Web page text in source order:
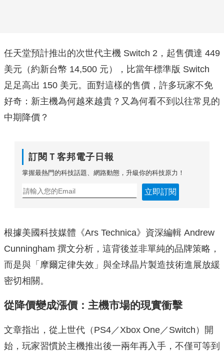
任天堂預計推出的次世代主機 Switch 2，起售價達 449
美元（約新台幣 14,500 元），比當年標準版 Switch
足足高出 150 美元。面對這樣的售價，許多玩家不免
好奇：新主機為何越來越貴？又為何看不到以往常見的
中期降價？
訂閱Ｔ客邦電子日報
掌握最熱門的科技話題、網路動態，升級你的科技原力！
立即訂閱
根據美國科技媒體《Ars Technica》資深編輯 Andrew
Cunningham 撰文分析，這背後並非單純的品牌策略，
而是與「摩爾定律失效」與全球晶片製造技術進展放緩
密切相關。
從降價變成漲價：主機市場的現實衝擊
文章指出，從上世代（PS4／Xbox One／Switch）開
始，玩家習慣於主機推出後一兩年再入手，不僅可等到